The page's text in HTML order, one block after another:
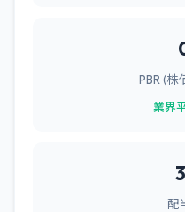
PBR (
業界
配